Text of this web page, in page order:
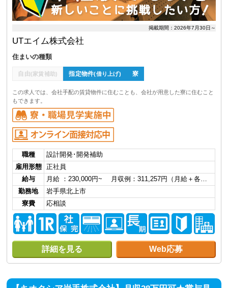
掲載期間：2026年7月30日～
UTエイム株式会社
住まいの種類
自由(家賃補助) 指定物件(借り上げ) 寮
この求人では、会社手配の賃貸物件に住むことも、会社が用意した寮に住むこと
もできます。
職種
設計開発･開発補助
雇用形態
正社員
給与
月給 ：230,000円~ 月収例：311,257円（月給＋各…
勤務地
岩手県北上市
寮費
応相談
詳細を見る Web応募